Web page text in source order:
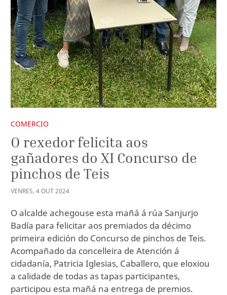
COMERCIO
O rexedor felicita aos
gañadores do XI Concurso de
pinchos de Teis
VENRES, 4OUT2024
O alcalde achegouse esta mañá á rúa Sanjurjo
Badía para felicitar aos premiados da décimo
primeira edición do Concurso de pinchos de Teis.
Acompañado da concelleira de Atención á
cidadanía, Patricia Iglesias, Caballero, que eloxiou
a calidade de todas as tapas participantes,
participou esta mañá na entrega de premios.